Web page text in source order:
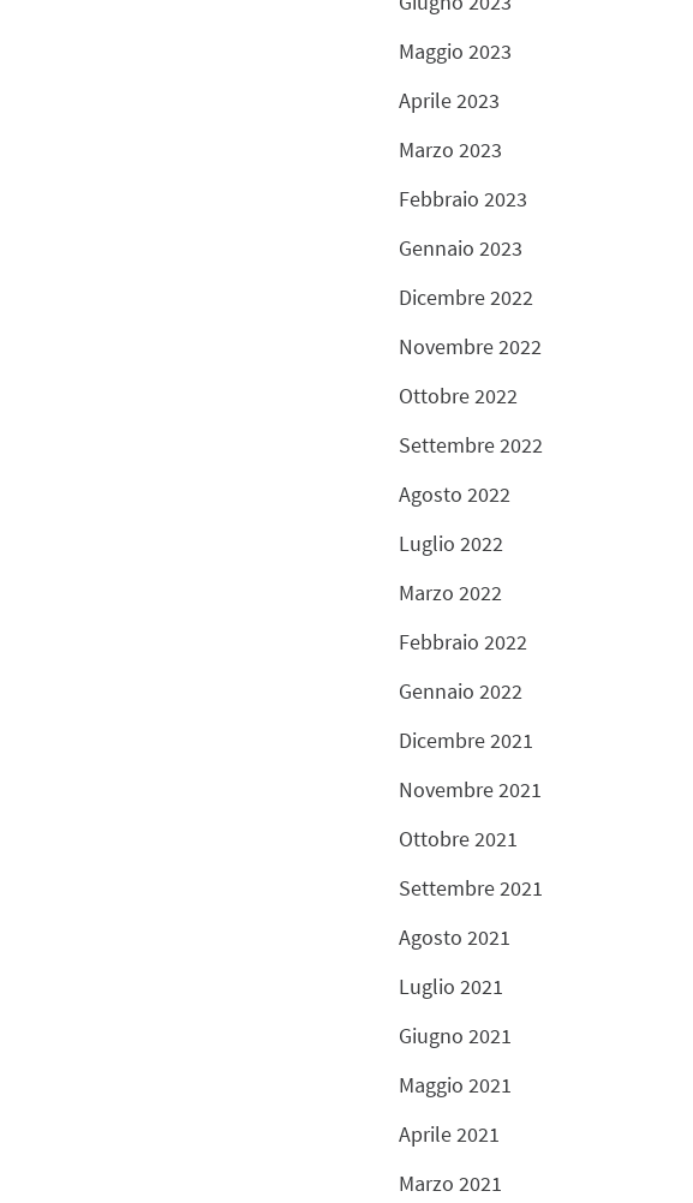
Maggio 2023
Aprile 2023
Marzo 2023
Febbraio 2023
Gennaio 2023
Dicembre 2022
Novembre 2022
Ottobre 2022
Settembre 2022
Agosto 2022
Luglio 2022
Marzo 2022
Febbraio 2022
Gennaio 2022
Dicembre 2021
Novembre 2021
Ottobre 2021
Settembre 2021
Agosto 2021
Luglio 2021
Giugno 2021
Maggio 2021
Aprile 2021
Marzo 2021